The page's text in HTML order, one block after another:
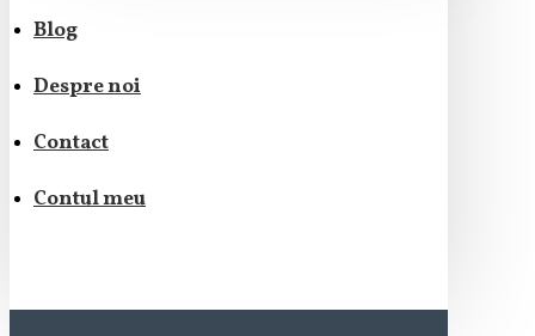
Blog
Despre noi
Contact
Contul meu